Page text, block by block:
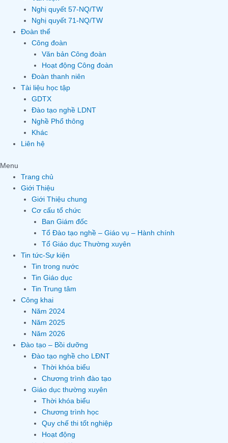
Nghị quyết 57-NQ/TW
Nghị quyết 71-NQ/TW
Đoàn thể
Công đoàn
Văn bản Công đoàn
Hoạt động Công đoàn
Đoàn thanh niên
Tài liệu học tập
GDTX
Đào tạo nghề LDNT
Nghề Phổ thông
Khác
Liên hệ
Menu
Trang chủ
Giới Thiệu
Giới Thiệu chung
Cơ cấu tổ chức
Ban Giám đốc
Tổ Đào tạo nghề – Giáo vụ – Hành chính
Tổ Giáo dục Thường xuyên
Tin tức-Sự kiện
Tin trong nước
Tin Giáo dục
Tin Trung tâm
Công khai
Năm 2024
Năm 2025
Năm 2026
Đào tạo – Bồi dưỡng
Đào tạo nghề cho LĐNT
Thời khóa biểu
Chương trình đào tạo
Giáo dục thường xuyên
Thời khóa biểu
Chương trình học
Quy chế thi tốt nghiệp
Hoạt động